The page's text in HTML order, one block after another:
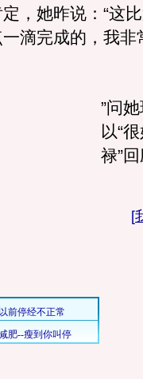
，她昨说：“这
滴完成的，我非
”问
以“
禄”
[